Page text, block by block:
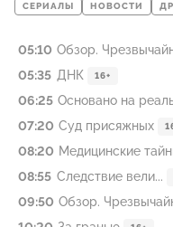
СЕРИАЛЫ НОВОСТИ
05:10 Обзор.
05:35 ДНК 16+
06:25 Основано на
07:20 Суд присяжных
08:20 Медицинские
08:55 Следствие вели...
09:50 Обзор.